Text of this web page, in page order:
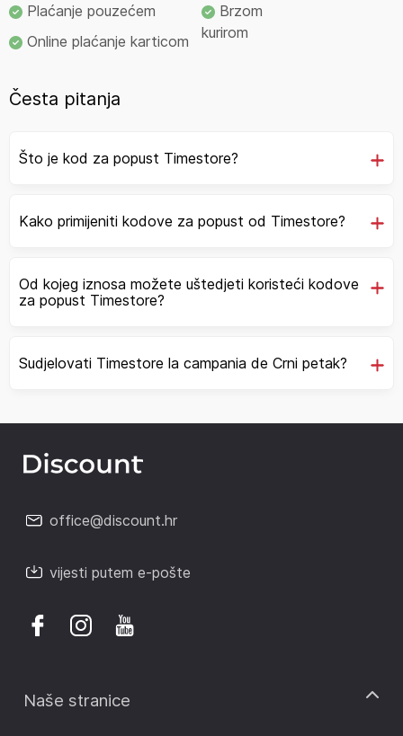
Plaćanje pouzećem
Online plaćanje karticom
Brzom
kurirom
Česta pitanja
Što je kod za popust Timestore?
Kako primijeniti kodove za popust od Timestore?
Od kojeg iznosa možete uštedjeti koristeći kodove
za popust Timestore?
Sudjelovati Timestore la campania de Crni petak?
office@discount.hr
vijesti putem e-pošte
Naše stranice